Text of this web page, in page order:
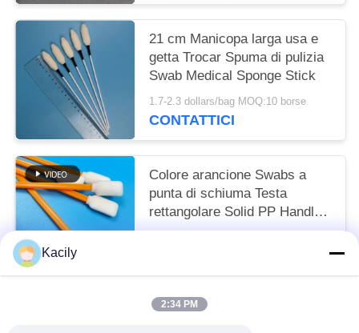
21 cm Manicopa larga usa e
getta Trocar Spuma di pulizia
Swab Medical Sponge Stick
1.7-2.3 dollars/bag MOQ:10 borse
CONTATTICI
Colore arancione Swabs a
punta di schiuma Testa
rettangolare Solid PP Handle
Lint Swabs Free
Kacily
2:34 PM